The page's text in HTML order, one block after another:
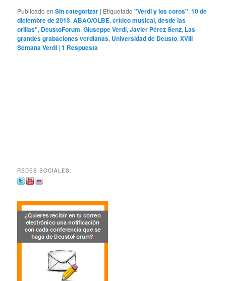
Publicado en Sin categorizar | Etiquetado "Verdi y los coros",10 de
diciembre de 2013,ABAO/OLBE,crítico musical,desde las
orillas", DeustoForum,Giuseppe Verdi,Javier Pérez Senz, Las
grandes grabaciones verdianas, Universidad de Deusto,XVIII
Semana Verdi |1 Respuesta
REDES SOCIALES: